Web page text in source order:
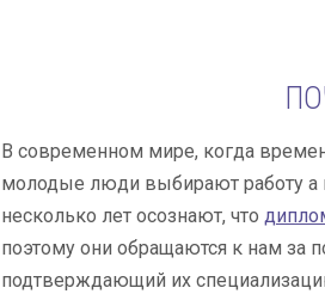
В современном мире, когда
молодые люди выбирают работу а
несколько лет осознают, что
поэтому они обращаются к нам за
подтверждающий их